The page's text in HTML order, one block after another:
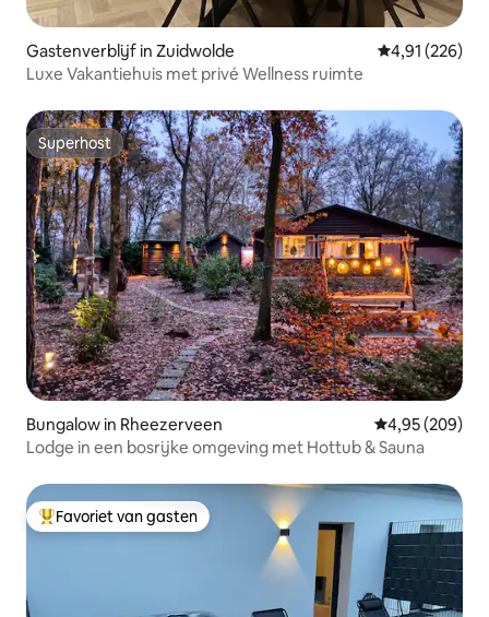
Gastenverblijf in Zuidwolde Gemiddelde
4,91 (226)
Luxe Vakantiehuis met privé Wellness ruimte
Superhost
Superhost
Bungalow in Rheezerveen Gemiddelde
4,95 (209)
Lodge in een bosrijke omgeving met Hottub & Sauna
Topfavoriet van gasten
Favoriet van gasten